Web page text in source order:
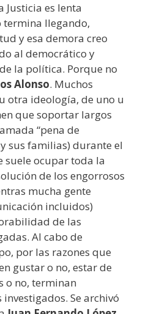
Justicia es lenta
llegando,
y esa demora creo
al democrático y
la política. Porque no
Alonso. Muchos
otra ideología, de uno u
que soportar largos
“pena de
sus familias) durante el
suele ocupar toda la
de los engorrosos
mucha gente
incluidos)
de las
Al cabo de
por las razones que
gustar o no, estar de
o no, terminan
Se archivó